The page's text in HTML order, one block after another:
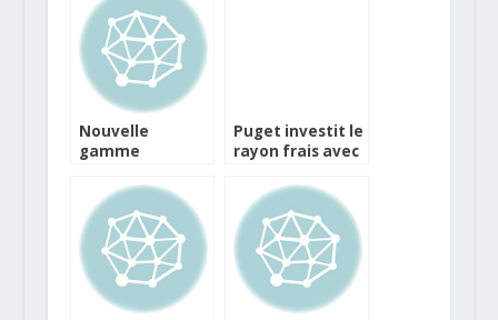
festifs
Nouvelle
gamme
Nestlé
Puget investit le
rayon frais avec
apéritive